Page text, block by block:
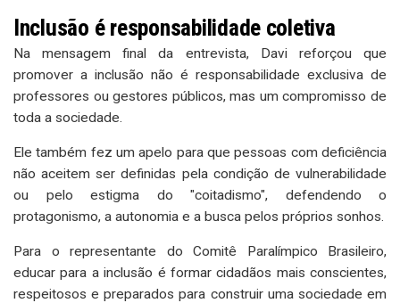
Inclusão é responsabilidade coletiva
Na mensagem final da entrevista, Davi reforçou que
promover a inclusão não é responsabilidade exclusiva de
professores ou gestores públicos, mas um compromisso de
toda a sociedade.
Ele também fez um apelo para que pessoas com deficiência
não aceitem ser definidas pela condição de vulnerabilidade
ou pelo estigma do "coitadismo", defendendo o
protagonismo, a autonomia e a busca pelos próprios sonhos.
Para o representante do Comitê Paralímpico Brasileiro,
educar para a inclusão é formar cidadãos mais conscientes,
respeitosos e preparados para construir uma sociedade em